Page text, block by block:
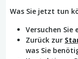
Was Sie jetzt tun
Versuchen
Zurück zur
was Sie